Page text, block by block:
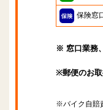
保険窓
※ 窓口業務
※郵便のお取
※バイク自賠